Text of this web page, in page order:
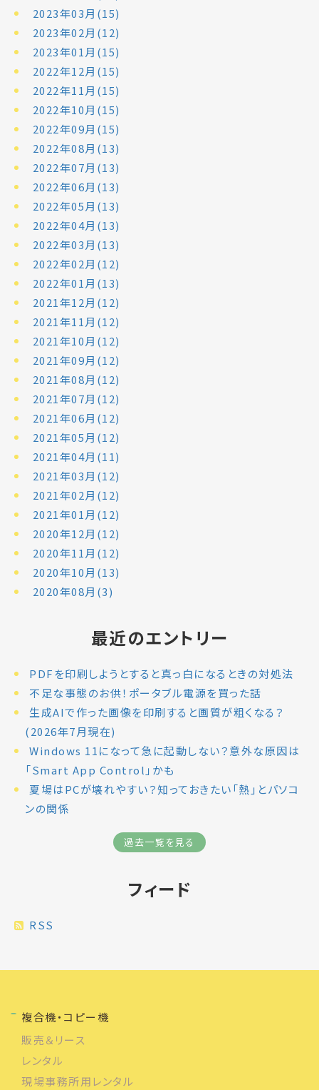
2023年03月(15)
2023年02月(12)
2023年01月(15)
2022年12月(15)
2022年11月(15)
2022年10月(15)
2022年09月(15)
2022年08月(13)
2022年07月(13)
2022年06月(13)
2022年05月(13)
2022年04月(13)
2022年03月(13)
2022年02月(12)
2022年01月(13)
2021年12月(12)
2021年11月(12)
2021年10月(12)
2021年09月(12)
2021年08月(12)
2021年07月(12)
2021年06月(12)
2021年05月(12)
2021年04月(11)
2021年03月(12)
2021年02月(12)
2021年01月(12)
2020年12月(12)
2020年11月(12)
2020年10月(13)
2020年08月(3)
最近のエントリー
PDFを印刷しようとすると真っ白になるときの対処法
不足な事態のお供！ポータブル電源を買った話
生成AIで作った画像を印刷すると画質が粗くなる？
(2026年7月現在)
Windows 11になって急に起動しない？意外な原因は
「Smart App Control」かも
夏場はPCが壊れやすい？知っておきたい「熱」とパソコ
ンの関係
過去一覧を見る
フィード
RSS
複合機・コピー機
販売＆リース
レンタル
現場事務所用レンタル